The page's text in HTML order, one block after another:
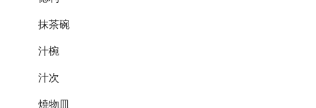
抹茶碗
汁椀
汁次
焼物皿